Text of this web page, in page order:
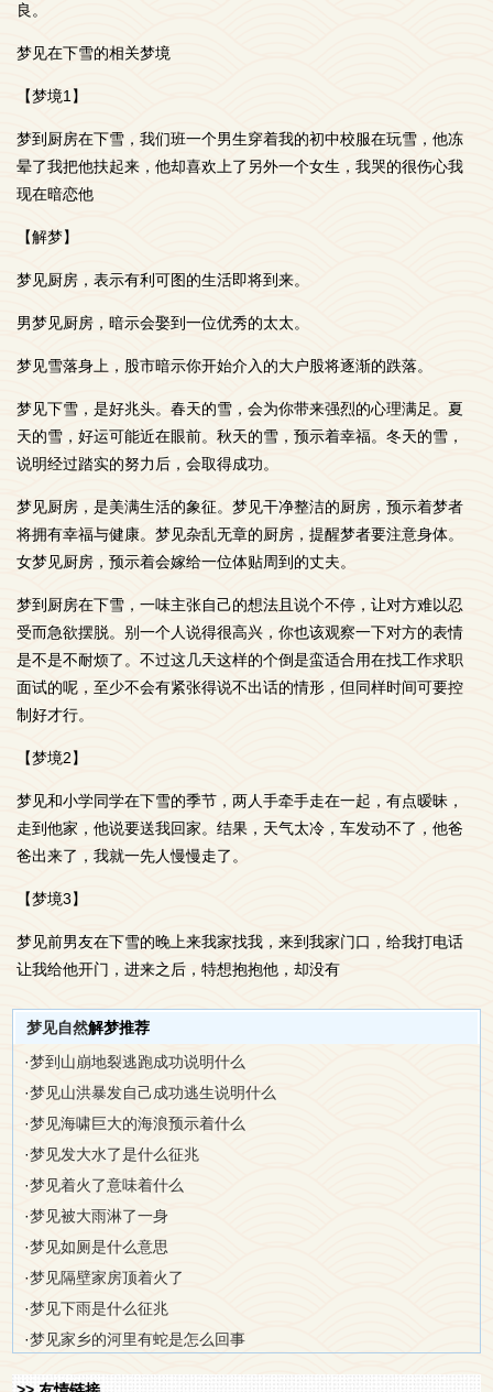
良。
梦见在下雪的相关梦境
【梦境1】
梦到厨房在下雪，我们班一个男生穿着我的初中校服在玩雪，他冻
晕了我把他扶起来，他却喜欢上了另外一个女生，我哭的很伤心我
现在暗恋他
【解梦】
梦见厨房，表示有利可图的生活即将到来。
男梦见厨房，暗示会娶到一位优秀的太太。
梦见雪落身上，股市暗示你开始介入的大户股将逐渐的跌落。
梦见下雪，是好兆头。春天的雪，会为你带来强烈的心理满足。夏
天的雪，好运可能近在眼前。秋天的雪，预示着幸福。冬天的雪，
说明经过踏实的努力后，会取得成功。
梦见厨房，是美满生活的象征。梦见干净整洁的厨房，预示着梦者
将拥有幸福与健康。梦见杂乱无章的厨房，提醒梦者要注意身体。
女梦见厨房，预示着会嫁给一位体贴周到的丈夫。
梦到厨房在下雪，一味主张自己的想法且说个不停，让对方难以忍
受而急欲摆脱。别一个人说得很高兴，你也该观察一下对方的表情
是不是不耐烦了。不过这几天这样的个倒是蛮适合用在找工作求职
面试的呢，至少不会有紧张得说不出话的情形，但同样时间可要控
制好才行。
【梦境2】
梦见和小学同学在下雪的季节，两人手牵手走在一起，有点暧昧，
走到他家，他说要送我回家。结果，天气太冷，车发动不了，他爸
爸出来了，我就一先人慢慢走了。
【梦境3】
梦见前男友在下雪的晚上来我家找我，来到我家门口，给我打电话
让我给他开门，进来之后，特想抱抱他，却没有
梦见自然解梦推荐
·梦到山崩地裂逃跑成功说明什么
·梦见山洪暴发自己成功逃生说明什么
·梦见海啸巨大的海浪预示着什么
·梦见发大水了是什么征兆
·梦见着火了意味着什么
·梦见被大雨淋了一身
·梦见如厕是什么意思
·梦见隔壁家房顶着火了
·梦见下雨是什么征兆
·梦见家乡的河里有蛇是怎么回事